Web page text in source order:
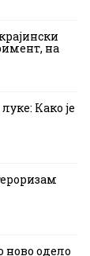
на
Како је
одело